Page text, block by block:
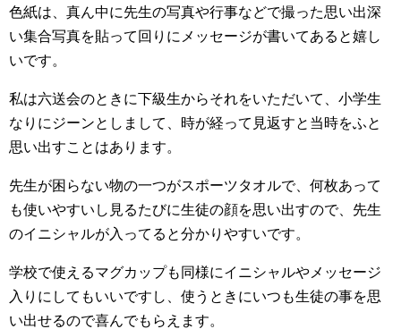
色紙は、真ん中に先生の写真や行事などで撮った思い出深
い集合写真を貼って回りにメッセージが書いてあると嬉し
いです。
私は六送会のときに下級生からそれをいただいて、小学生
なりにジーンとしまして、時が経って見返すと当時をふと
思い出すことはあります。
先生が困らない物の一つがスポーツタオルで、何枚あって
も使いやすいし見るたびに生徒の顔を思い出すので、先生
のイニシャルが入ってると分かりやすいです。
学校で使えるマグカップも同様にイニシャルやメッセージ
入りにしてもいいですし、使うときにいつも生徒の事を思
い出せるので喜んでもらえます。